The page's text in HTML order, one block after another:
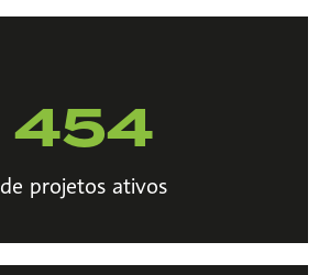
454
de projetos ativos